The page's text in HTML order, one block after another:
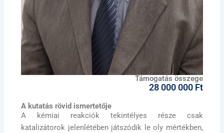
Támogatás összege
28 000 000 Ft
A kutatás rövid ismertetője
A kémiai reakciók tekintélyes része csak
katalizátorok jelenlétében játszódik le oly mértékben,